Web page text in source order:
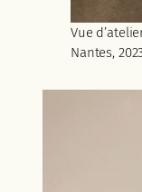
Vue
Nantes,